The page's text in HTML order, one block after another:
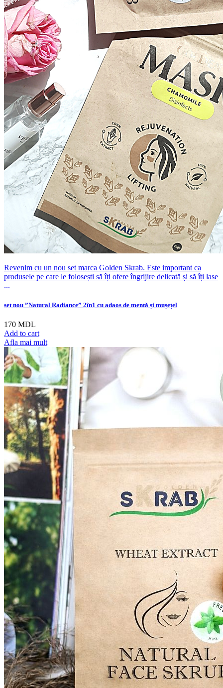
Revenim cu un nou set marca Golden Skrab. Este important ca
produsele pe care le folosești să îți ofere îngrijire delicată și să îți lase
...
set nou ”Natural Radiance” 2în1 cu adaos de mentă și mușețel
170 MDL
Add to cart
Afla mai mult